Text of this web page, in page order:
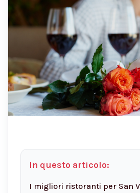
In questo articolo:
I migliori ristoranti per San